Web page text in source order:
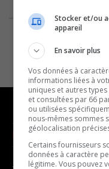
NOUVELLES
- Affaires municipales
Stocker et/ou
appareil
En savoir plus
Vos données à
informations liées à
uniques et autres
et consultées par 66
ou utilisées
nous-mêmes sommes
géolocalisation
Certains fournisseurs
données à caractère
légitime. Vous pouvez